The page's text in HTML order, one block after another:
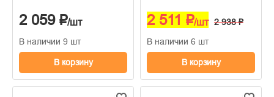
2 059 ₽/шт
В наличии 9 шт
В корзину
2 511 ₽/шт 2 938 ₽
В наличии 6 шт
В корзину